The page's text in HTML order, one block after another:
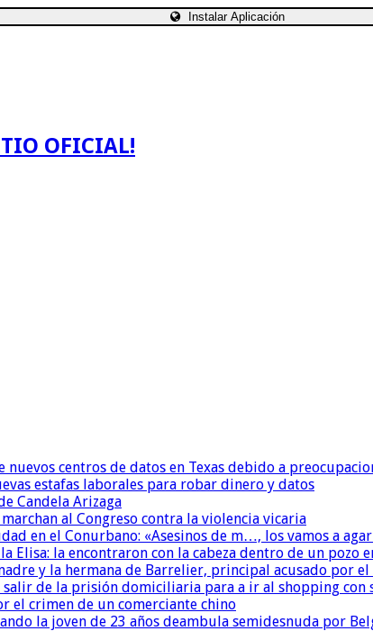
Instalar Aplicación
OFICIAL!
centros de datos en Texas debido a
estafas laborales para robar dinero y datos
Candela Arizaga
al Congreso contra la violencia vicaria
en el Conurbano: «Asesinos de m…, los vamos a
la encontraron con la cabeza dentro de un pozo
y la hermana de Barrelier, principal acusado por
salir de la prisión domiciliaria para a ir al shopping
el crimen de un comerciante chino
la joven de 23 años deambula semidesnuda por